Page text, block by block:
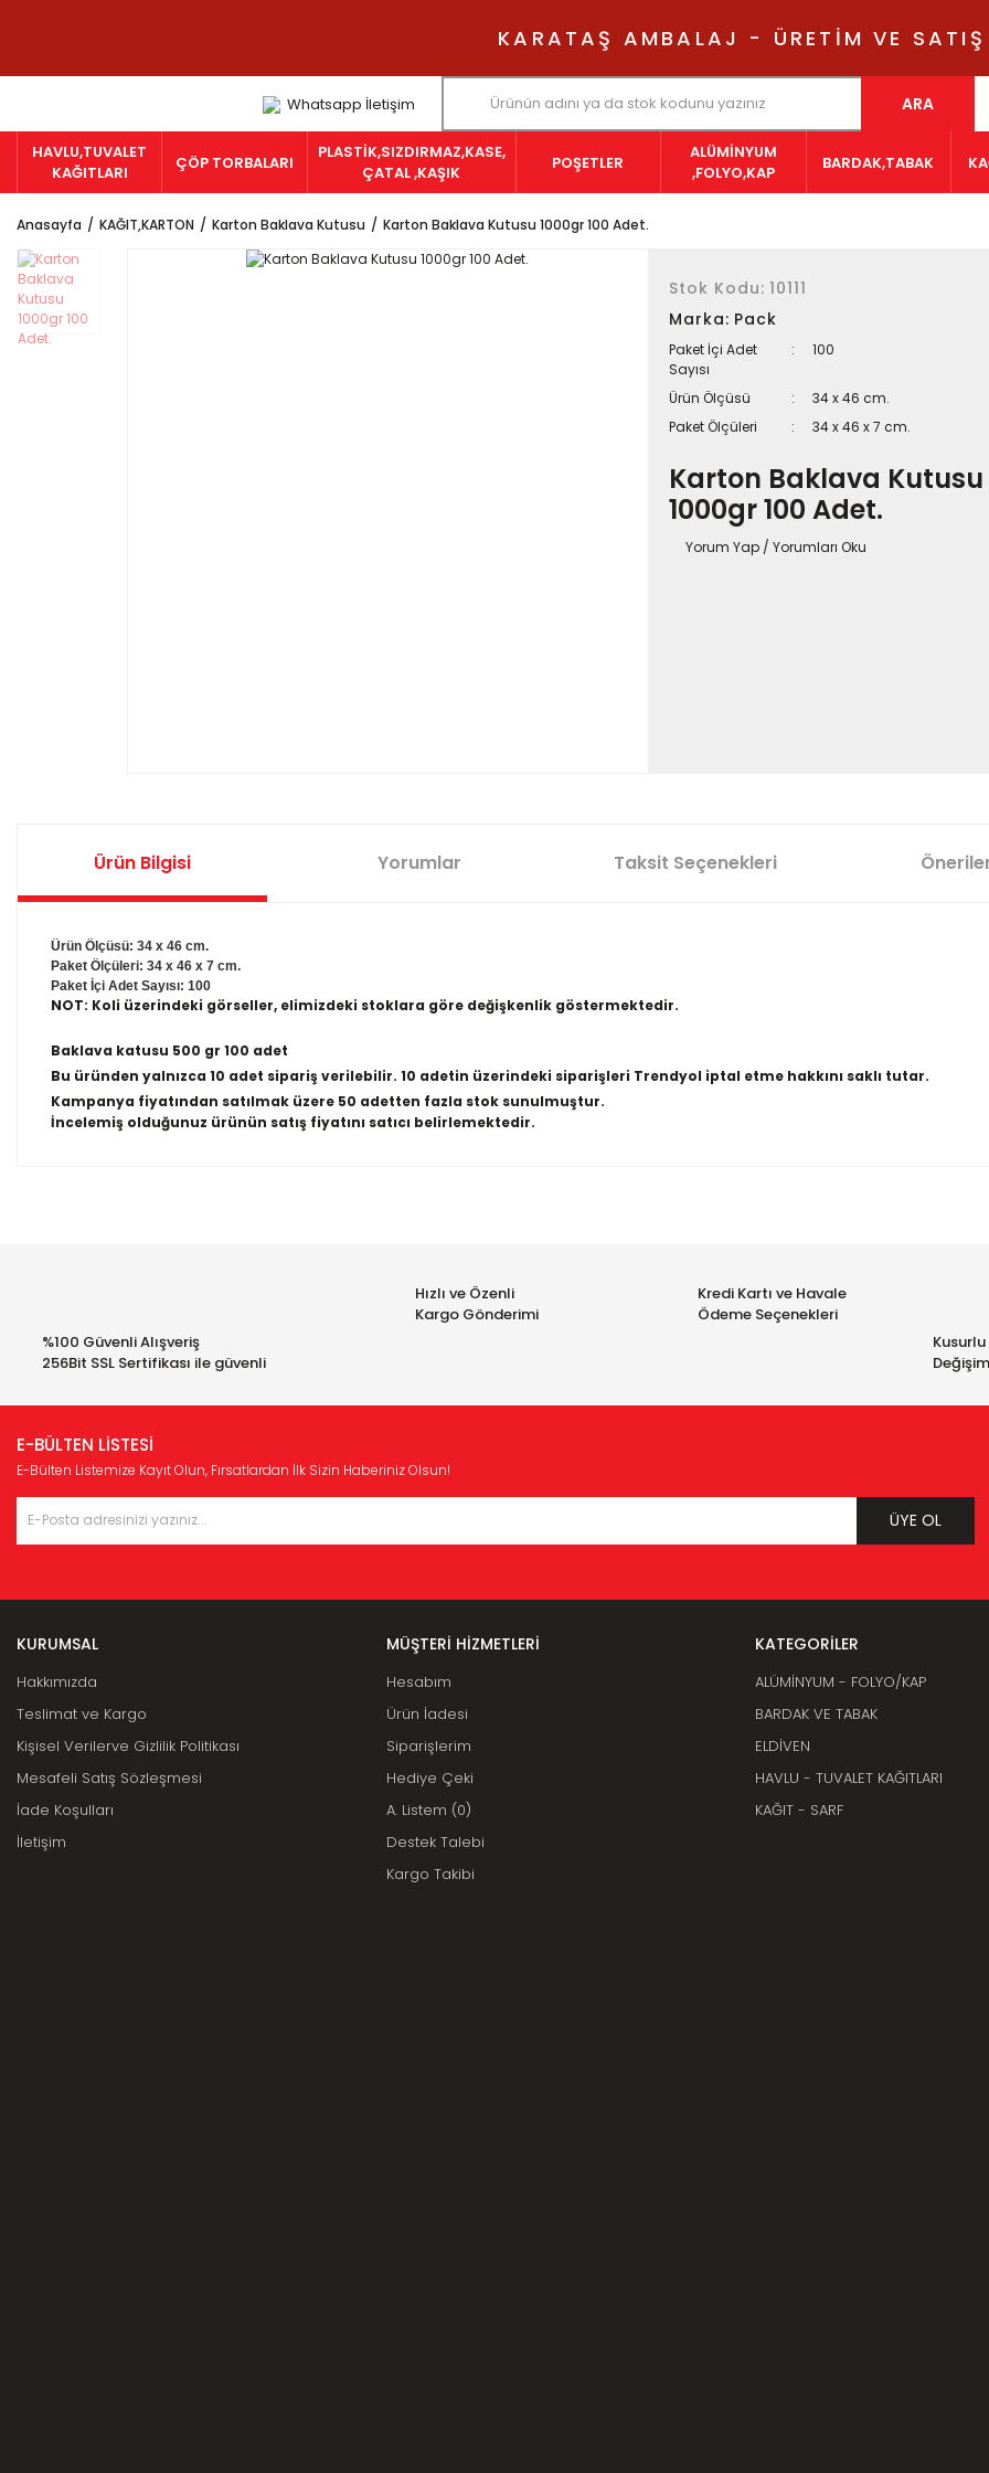
KARATAŞ AMBALAJ - ÜRETİM VE SATIŞ
Whatsapp İletişim ARA
HAVLU,TUVALET
KAĞITLARI
ÇÖP TORBALARI
PLASTİK,SIZDIRMAZ,KASE,
ÇATAL ,KAŞIK
POŞETLER
ALÜMİNYUM
,FOLYO,KAP
BARDAK,TABAK
Anasayfa KAĞIT,KARTON Karton Baklava Kutusu Karton Baklava Kutusu 1000gr 100 Adet.
Stok Kodu: 10111
Marka: Pack
Paket İçi Adet
Sayısı
100
Ürün Ölçüsü
34 x 46 cm.
Paket Ölçüleri
34 x 46 x 7 cm.
Karton Baklava Kutusu
1000gr 100 Adet.
Yorum Yap / Yorumları Oku
Ürün Bilgisi Yorumlar Taksit Seçenekleri
Ürün Ölçüsü: 34 x 46 cm.
Paket Ölçüleri: 34 x 46 x 7 cm.
Paket İçi Adet Sayısı: 100
NOT: Koli üzerindeki görseller, elimizdeki stoklara göre değişkenlik göstermektedir.
Baklava katusu 500 gr 100 adet
Bu üründen yalnızca 10 adet sipariş verilebilir. 10 adetin üzerindeki siparişleri Trendyol iptal etme hakkını saklı tutar.
Kampanya fiyatından satılmak üzere 50 adetten fazla stok sunulmuştur.
İncelemiş olduğunuz ürünün satış fiyatını satıcı belirlemektedir.
Yorum Yaz
Ürün açıklamasında eksik bilgiler bulunuyor.
Ürün bilgilerinde hatalar bulunuyor.
%100 Güvenli Alışveriş
256Bit SSL Sertifikası ile güvenli
Hızlı ve Özenli
Kargo Gönderimi
Kredi Kartı ve Havale
Ödeme Seçenekleri
E-BÜLTEN LİSTESİ
E-Bülten Listemize Kayıt Olun, Fırsatlardan İlk Sizin Haberiniz Olsun!
ÜYE OL
KURUMSAL
Hakkımızda
Teslimat ve Kargo
Kişisel Verilerve Gizlilik Politikası
Mesafeli Satış Sözleşmesi
İade Koşulları
İletişim
MÜŞTERİ HİZMETLERİ
Hesabım
Ürün İadesi
Siparişlerim
Hediye Çeki
A. Listem (0)
Destek Talebi
Kargo Takibi
KATEGORİLER
ALÜMİNYUM - FOLYO/KAP
BARDAK VE TABAK
ELDİVEN
HAVLU - TUVALET KAĞITLARI
KAĞIT - SARF